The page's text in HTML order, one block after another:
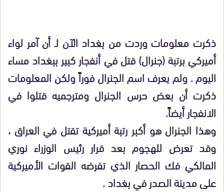
ذكرت معلومات وردت من بغداد الآن لـ أن آمر لواء
أميركي برتبة (جنرال) قتل في أنفجار كبير ببغداد مساء
اليوم . ولم يعرف اسم الجنرال فوراً ولكن المعلومات
ذكرت أن بعض حرس الجنرال ومترجميه قتلوا في
الانفجار أيضاً.
وهذا الجنرال هو أكبر رتبة أميركية تقتل في العراق ،
وقد تعرض للهجوم بعد قرار رئيس الوزراء نوري
المالكي فك الحصار الذي تفرضه القوات الأميركية
على مدينة الصدر في بغداد .